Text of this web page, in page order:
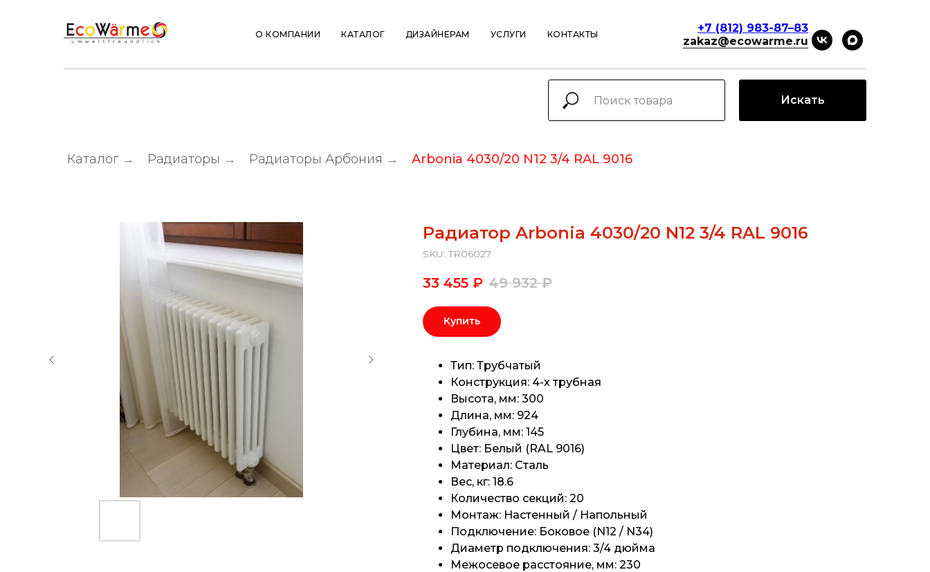
О КОМПАНИИ КАТАЛОГ ДИЗАЙНЕРАМ УСЛУГИ КОНТАКТЫ
+7 (812) 983-87–83
zakaz@ecowarme.ru
Искать
Каталог → Радиаторы → Радиаторы Арбония → Arbonia 4030/20 N12 3/4 RAL 9016
Радиатор Arbonia 4030/20 N12 3/4 RAL 9016
SKU:TR06027
33 455 ₽ 49 932 ₽
Купить
Тип: Трубчатый
Конструкция: 4-х трубная
Высота, мм: 300
Длина, мм: 924
Глубина, мм: 145
Цвет: Белый (RAL 9016)
Материал: Сталь
Вес, кг: 18.6
Количество секций: 20
Монтаж: Настенный / Напольный
Подключение: Боковое (N12 / N34)
Диаметр подключения: 3/4 дюйма
Межосевое расстояние, мм: 230